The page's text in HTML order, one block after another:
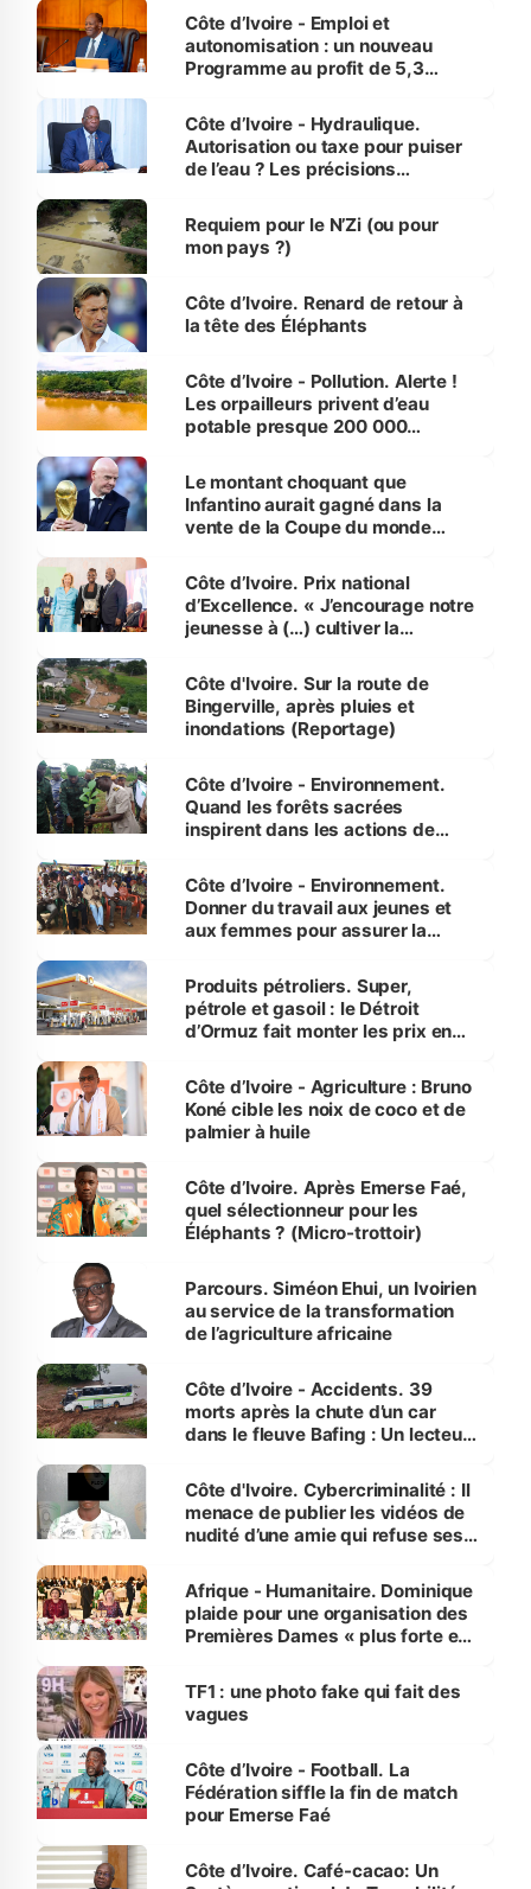
et Yamoussoukro
Côte d’Ivoire - Emploi et
autonomisation : un nouveau
Programme au profit de 5,3
Côte d’Ivoire - Hydraulique.
Autorisation ou taxe pour puiser
de l’eau ? Les précisions
Requiem pour le N’Zi (ou pour
mon pays ?)
Côte d’Ivoire. Renard de retour à
la tête des Éléphants
Côte d’Ivoire - Pollution. Alerte !
Les orpailleurs privent d’eau
potable presque 200 000
Le montant choquant que
Infantino aurait gagné dans la
vente de la Coupe du monde
Côte d’Ivoire. Prix national
d’Excellence. « J’encourage notre
jeunesse à (…) cultiver la
(Alassane Ouattara
Côte d'Ivoire. Sur la route de
Bingerville, après pluies et
inondations (Reportage)
Côte d’Ivoire - Environnement.
Quand les forêts sacrées
inspirent dans les actions de
Côte d’Ivoire - Environnement.
Donner du travail aux jeunes et
aux femmes pour assurer la
menacées
Produits pétroliers. Super,
pétrole et gasoil : le Détroit
d’Ormuz fait monter les prix en
Côte d’Ivoire - Agriculture : Bruno
Koné cible les noix de coco et de
palmier à huile
Côte d’Ivoire. Après Emerse Faé,
quel sélectionneur pour les
Éléphants ? (Micro-trottoir)
Parcours. Siméon Ehui, un Ivoirien
au service de la transformation
de l’agriculture africaine
Côte d’Ivoire - Accidents. 39
morts après la chute d’un car
dans le fleuve Bafing : Un lecteur
des Transports
Côte d'Ivoire. Cybercriminalité : Il
menace de publier les vidéos de
nudité d’une amie qui refuse ses
Afrique - Humanitaire. Dominique
plaide pour une organisation des
Premières Dames « plus forte et
sur la scène internationale »
TF1 : une photo fake qui fait des
vagues
Côte d’Ivoire - Football. La
Fédération siffle la fin de match
pour Emerse Faé
Côte d’Ivoire. Café-cacao: Un